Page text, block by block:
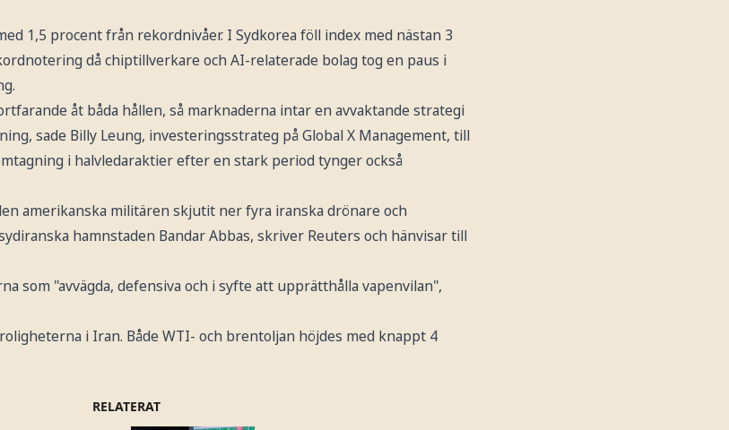
1,5 procent från rekordnivåer. I Sydkorea föll index med nästan 3
då chiptillverkare och AI-relaterade bolag tog en paus i
åt båda hållen, så marknaderna intar en avvaktande strategi
sade Billy Leung, investeringsstrateg på Global X Management, till
i halvledaraktier efter en stark period tynger också
amerikanska militären skjutit ner fyra iranska drönare och
hamnstaden Bandar Abbas, skriver Reuters och hänvisar till
som "avvägda, defensiva och i syfte att upprätthålla vapenvilan",
i Iran. Både WTI- och brentoljan höjdes med knappt 4
RELATERAT